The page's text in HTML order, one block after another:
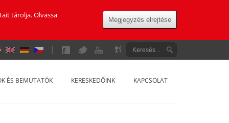
tárolja. Olvassa
Megjegyzés elrejtése
ÉS BEMUTATÓK KERESKEDŐINK KAPCSOLAT